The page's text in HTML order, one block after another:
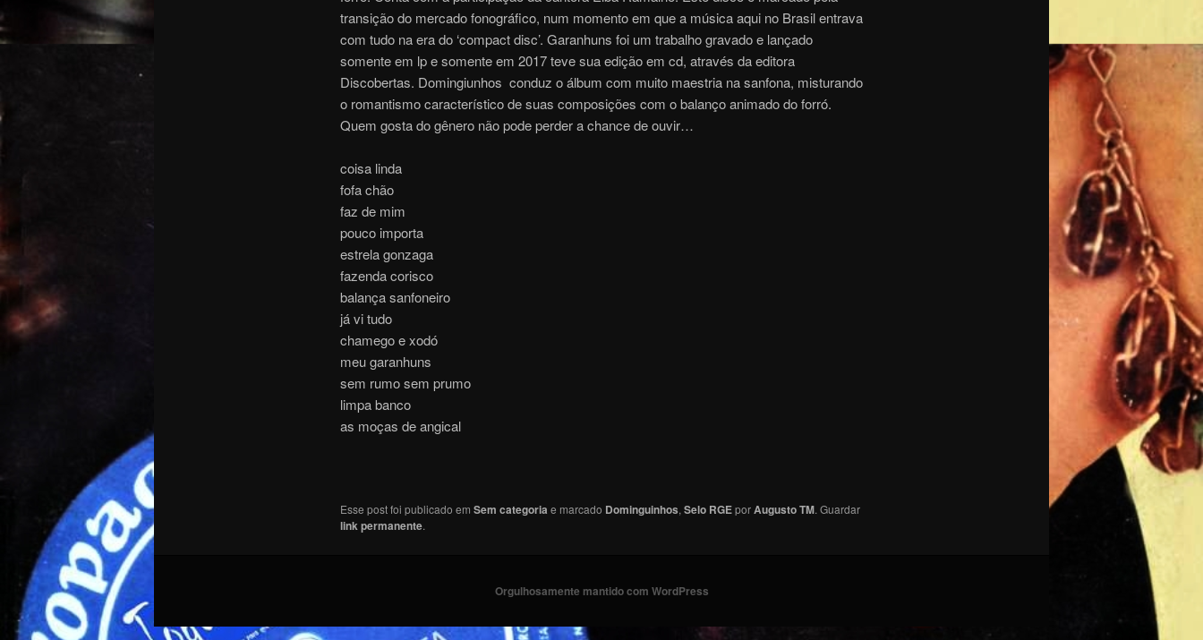
transição do mercado fonográfico, num momento em que a música aqui no Brasil entrava
com tudo na era do ‘compact disc’. Garanhuns foi um trabalho gravado e lançado
somente em lp e somente em 2017 teve sua edição em cd, através da editora
Discobertas. Domingiunhos conduz o álbum com muito maestria na sanfona, misturando
o romantismo característico de suas composições com o balanço animado do forró.
Quem gosta do gênero não pode perder a chance de ouvir…
coisa linda
fofa chão
faz de mim
pouco importa
estrela gonzaga
fazenda corisco
balança sanfoneiro
já vi tudo
chamego e xodó
meu garanhuns
sem rumo sem prumo
limpa banco
as moças de angical
Esse post foi publicado em Sem categoria e marcado Dominguinhos, Selo RGEporAugusto TM. Guardar
link permanente.
Orgulhosamente mantido com WordPress